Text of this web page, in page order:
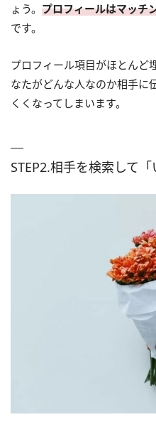
ょう。 プロフィールはマッチ
です。
プロフィール項目がほとんど
なたがどんな人なのか相手に
くくなってしまいます。
STEP2.相手を検索して